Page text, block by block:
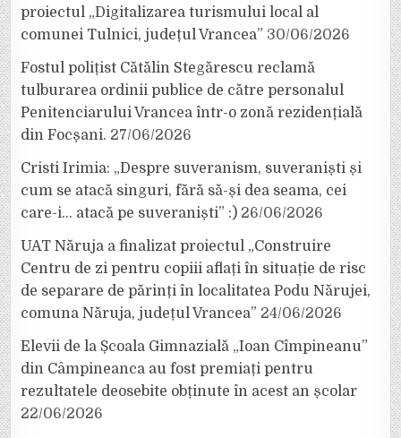
proiectul „Digitalizarea turismului local al
comunei Tulnici, județul Vrancea” 30/06/2026
Fostul polițist Cătălin Stegărescu reclamă
tulburarea ordinii publice de către personalul
Penitenciarului Vrancea într-o zonă rezidențială
din Focșani. 27/06/2026
Cristi Irimia: „Despre suveranism, suveraniști și
cum se atacă singuri, fără să-și dea seama, cei
care-i… atacă pe suveraniști” :) 26/06/2026
UAT Năruja a finalizat proiectul „Construire
Centru de zi pentru copiii aflați în situație de risc
de separare de părinți în localitatea Podu Nărujei,
comuna Năruja, județul Vrancea” 24/06/2026
Elevii de la Școala Gimnazială „Ioan Cîmpineanu”
din Câmpineanca au fost premiați pentru
rezultatele deosebite obținute în acest an școlar
22/06/2026